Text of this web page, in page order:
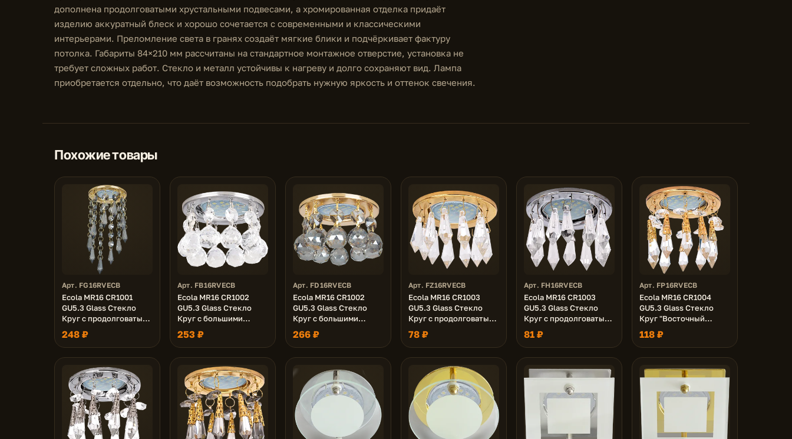
дополнена продолговатыми хрустальными подвесами, а хромированная отделка придаёт
изделию аккуратный блеск и хорошо сочетается с современными и классическими
интерьерами. Преломление света в гранях создаёт мягкие блики и подчёркивает фактуру
потолка. Габариты 84×210 мм рассчитаны на стандартное монтажное отверстие, установка не
требует сложных работ. Стекло и металл устойчивы к нагреву и долго сохраняют вид. Лампа
приобретается отдельно, что даёт возможность подобрать нужную яркость и оттенок свечения.
Похожие товары
Арт. FG16RVECB
Ecola MR16 CR1001
GU5.3 Glass Стекло
Круг с продолговатыми
хруст. на подвесе "под
скос" Тонированный /
Золото 84x210
248 ₽
Арт. FB16RVECB
Ecola MR16 CR1002
GU5.3 Glass Стекло
Круг с большими
хруст. на прямом
подвесе Прозрачный /
Хром 84x90
253 ₽
Арт. FD16RVECB
Ecola MR16 CR1002
GU5.3 Glass Стекло
Круг с большими
хруст. на прямом
подвесе Тонированный
/ Золото 84x90
266 ₽
Арт. FZ16RVECB
Ecola MR16 CR1003
GU5.3 Glass Стекло
Круг с продолговатыми
хруст. на коротком
подвесе Прозрачный /
Золото 84x76
78 ₽
Арт. FH16RVECB
Ecola MR16 CR1003
GU5.3 Glass Стекло
Круг с продолговатыми
хруст. на коротком
подвесе Прозрачный /
Хром 84x76
81 ₽
Арт. FP16RVECB
Ecola MR16 CR1004
GU5.3 Glass Стекло
Круг "Восточный
стиль" на коротком
подвесе Прозрачный /
Золото 84x100
118 ₽